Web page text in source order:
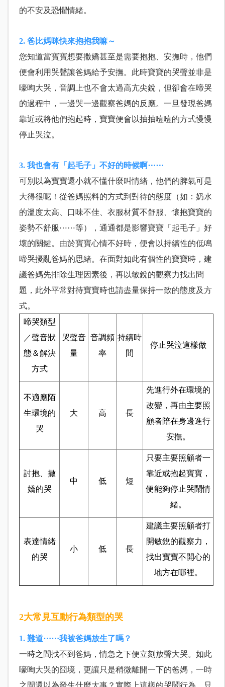
的不安及恐懼情緒。
2. 爸比媽咪快來抱抱我嘛～
您知道當寶寶想要撒嬌甚至是需要抱抱、安撫時，他們
便會利用哭聲讓爸媽給予安撫。此時寶寶的哭聲並非是
嚎啕大哭，音調上也不會太過高亢尖銳，但卻會在啼哭
的過程中，一邊哭一邊觀察爸媽的反應。一旦發現爸媽
靠近或將他們抱起時，寶寶便會以抽抽噎噎的方式慢慢
停止哭泣。
3. 我也會有「起毛子」不好的時候啊⋯⋯
可別以為寶寶還小就不懂什麼叫情緒，他們的脾氣可是
大得很呢！從爸媽照料的方式到對待的態度（如：奶水
的溫度太高、口味不佳、衣服材質不舒服、懷抱寶寶的
姿勢不舒服⋯⋯等），通通都是影響寶寶「起毛子」好
壞的關鍵。由於寶寶心情不好時，便會以持續性的低鳴
啼哭擾亂爸媽的思緒。在面對如此有個性的寶寶時，建
議爸媽先排除生理因素後，再以敏銳的觀察力找出問
題，此外平常對待寶寶時也請盡量保持一致的態度及方
式。
啼哭類型
／聲音狀
態＆解決
方式
哭聲音
量
音調頻
率
持續時
間
停止哭泣這樣做
不適應陌
生環境的
哭
大 高 長
先進行外在環境的
改變，再由主要照
顧者陪在身邊進行
安撫。
討抱、撒
嬌的哭
中 低 短
只要主要照顧者一
靠近或抱起寶寶，
便能夠停止哭鬧情
緒。
表達情緒
的哭
小 低 長
建議主要照顧者打
開敏銳的觀察力，
找出寶寶不開心的
地方在哪裡。
2大常見互動行為類型的哭
1. 難道⋯⋯我被爸媽放生了嗎？
一時之間找不到爸媽，情急之下便立刻放聲大哭。如此
嚎啕大哭的囧境，更讓只是稍微離開一下的爸媽，一時